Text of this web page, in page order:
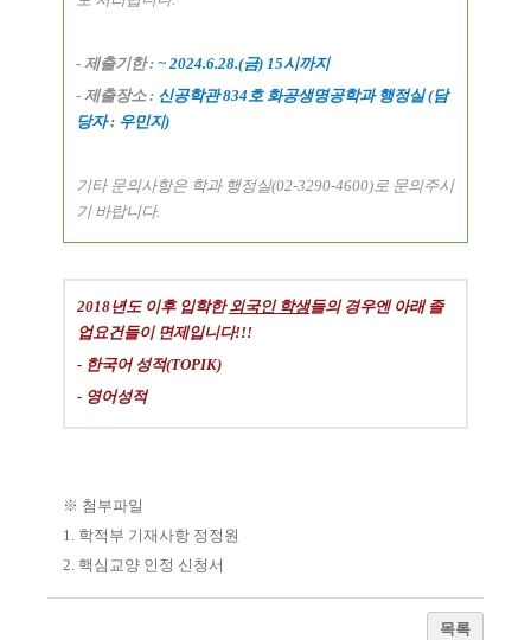
- 제출기한: ~ 2024.6.28.(금) 15시까지
- 제출장소: 신공학관834 호 화공생명공학과 행정실(담
당자: 우민지)
기타 문의사항은 학과 행정실(02-3290-4600) 로 문의주시
기 바랍니다.
2018년도 이후 입학한외국인 학생들의 경우엔 아래 졸
업요건들이 면제입니다!!!
- 한국어 성적(TOPIK)
- 영어성적
※ 첨부파일
1. 학적부 기재사항 정정원
2. 핵심교양 인정 신청서
목록